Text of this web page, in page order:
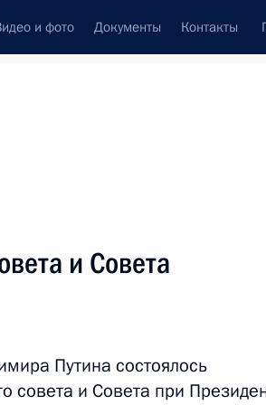
и фото Документы Контакты
в
Подписаться на
и Совета
Путина состоялось
совета и Совета при